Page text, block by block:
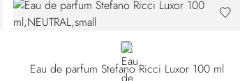
NEUTRAL
Eau de parfum Stefano Ricci Luxor 100 ml